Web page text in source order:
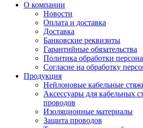
О компании
Новости
Оплата и доставка
Доставка
Банковские реквизиты
Гарантийные обязательства
Политика обработки
Согласие на обработку
Продукция
Нейлоновые кабельные
Аксессуары для кабельных
проводов
Изоляционные материалы
Защита проводов